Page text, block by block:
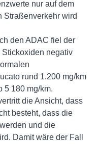
nur auf dem
Straßenverkehr wird
den ADAC fiel der
negativ
rund 1.200 mg/km
5 180 mg/km.
die Ansicht, dass
besteht, dass die
und die
Damit wäre der Fall